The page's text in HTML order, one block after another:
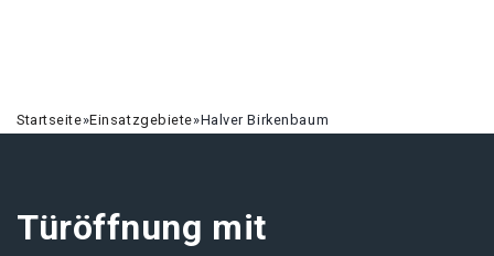
Startseite»Einsatzgebiete»Halver Birkenbaum
Türöffnung mit